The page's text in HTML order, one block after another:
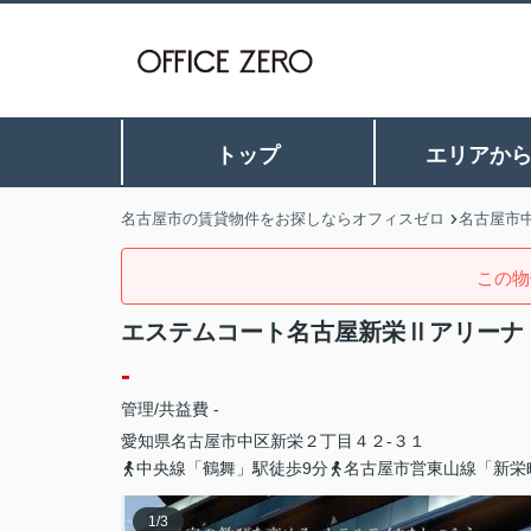
トップ エリアか
名古屋市の賃貸物件をお探しならオフィスゼロ 名古屋市
この
エステムコート名古屋新栄Ⅱアリーナ
-
管理/共益費 -
愛知県名古屋市中区新栄２丁目４２-３１
中央線「鶴舞」駅徒歩9分
名古屋市営東山線「新
1/3